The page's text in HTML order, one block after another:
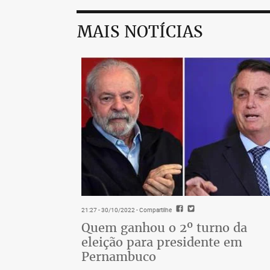
MAIS NOTÍCIAS
21:27 - 30/10/2022- Compartilhe
Quem ganhou o 2º turno da
eleição para presidente em
Pernambuco